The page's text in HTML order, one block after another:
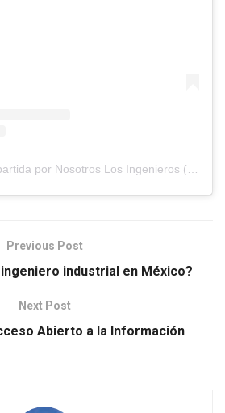
Previous Post
industrial en México?
Next Post
Abierto a la Información